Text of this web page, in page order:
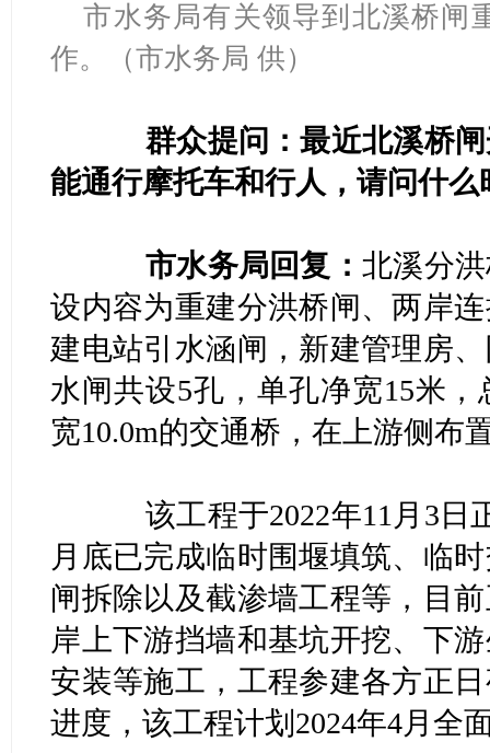
市水务局有关领导到北溪桥闸
作。（市水务局 供）
群众提问：最近北溪桥
能通行摩托车和行人，请问什
市水务局回复：北溪分
设内容为重建分洪桥闸、两岸
建电站引水涵闸，新建管理房
水闸共设5孔，单孔净宽15米
宽10.0m的交通桥，在上游侧布
该工程于2022年11月3日
月底已完成临时围堰填筑、临
闸拆除以及截渗墙工程等，目
岸上下游挡墙和基坑开挖、下
安装等施工，工程参建各方正
进度，该工程计划2024年4月全